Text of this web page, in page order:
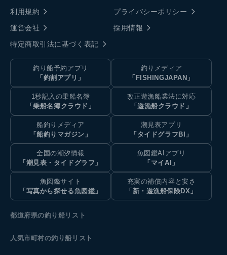
利用規約
プライバシーポリシー
運営会社
採用情報
特定商取引法に基づく表記
釣り船予約アプリ
「釣割アプリ」
釣りメディア
「FISHINGJAPAN」
1秒記入の乗船名簿
「乗船名簿クラウド」
改正遊漁船業法に対応
「遊漁船クラウド」
船釣りメディア
「船釣りマガジン」
潮見表アプリ
「タイドグラフBI」
全国の潮汐情報
「潮見表・タイドグラフ」
魚図鑑AIアプリ
「マイAI」
魚図鑑サイト
「写真から探せる魚図鑑」
充実の補償内容と安さ
「新・遊漁船保険DX」
都道府県の釣り船リスト
人気市町村の釣り船リスト